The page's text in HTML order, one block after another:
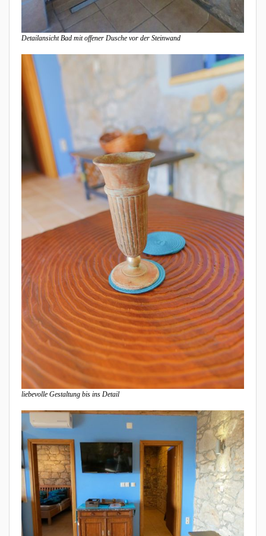
Detailansicht Bad mit offener Dusche vor der Steinwand
liebevolle Gestaltung bis ins Detail